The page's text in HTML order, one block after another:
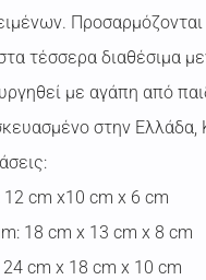
τέσσερα διαθέσιμα
με αγάπη από
στην Ελλάδα,
12 cm x10 cm x 6 cm
18 cm x 13 cm x 8 cm
24 cm x 18 cm x 10 cm